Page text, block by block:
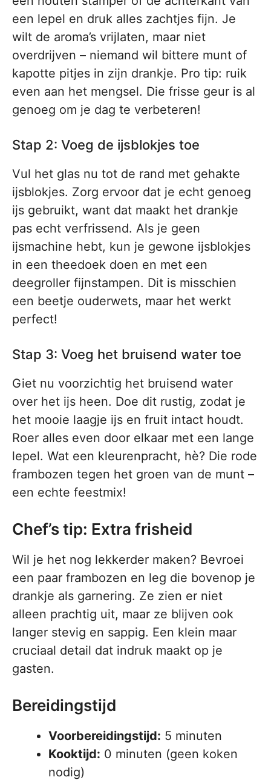
een lepel en druk alles zachtjes fijn. Je
wilt de aroma’s vrijlaten, maar niet
overdrijven – niemand wil bittere munt of
kapotte pitjes in zijn drankje. Pro tip: ruik
even aan het mengsel. Die frisse geur is al
genoeg om je dag te verbeteren!
Stap 2: Voeg de ijsblokjes toe
Vul het glas nu tot de rand met gehakte
ijsblokjes. Zorg ervoor dat je echt genoeg
ijs gebruikt, want dat maakt het drankje
pas echt verfrissend. Als je geen
ijsmachine hebt, kun je gewone ijsblokjes
in een theedoek doen en met een
deegroller fijnstampen. Dit is misschien
een beetje ouderwets, maar het werkt
perfect!
Stap 3: Voeg het bruisend water toe
Giet nu voorzichtig het bruisend water
over het ijs heen. Doe dit rustig, zodat je
het mooie laagje ijs en fruit intact houdt.
Roer alles even door elkaar met een lange
lepel. Wat een kleurenpracht, hè? Die rode
frambozen tegen het groen van de munt –
een echte feestmix!
Chef’s tip: Extra frisheid
Wil je het nog lekkerder maken? Bevroei
een paar frambozen en leg die bovenop je
drankje als garnering. Ze zien er niet
alleen prachtig uit, maar ze blijven ook
langer stevig en sappig. Een klein maar
cruciaal detail dat indruk maakt op je
gasten.
Bereidingstijd
Voorbereidingstijd: 5 minuten
Kooktijd: 0 minuten (geen koken
nodig)